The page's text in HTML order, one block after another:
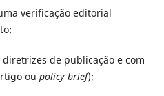
verificação editorial
de publicação e com
ou policy brief);